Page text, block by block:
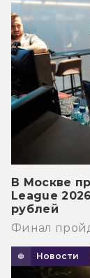
В Москве
League
рублей
Финал
Новости